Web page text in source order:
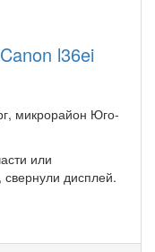
l36ei
микрорайон Юго-
или
дисплей.